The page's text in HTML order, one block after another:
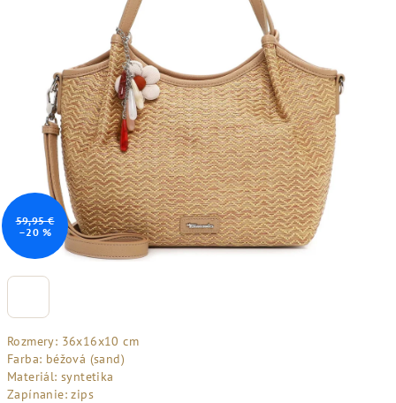
Rozmery: 36x16x10 cm
Farba: béžová (sand)
Materiál: syntetika
Zapínanie: zips
59,95 €
–20 %